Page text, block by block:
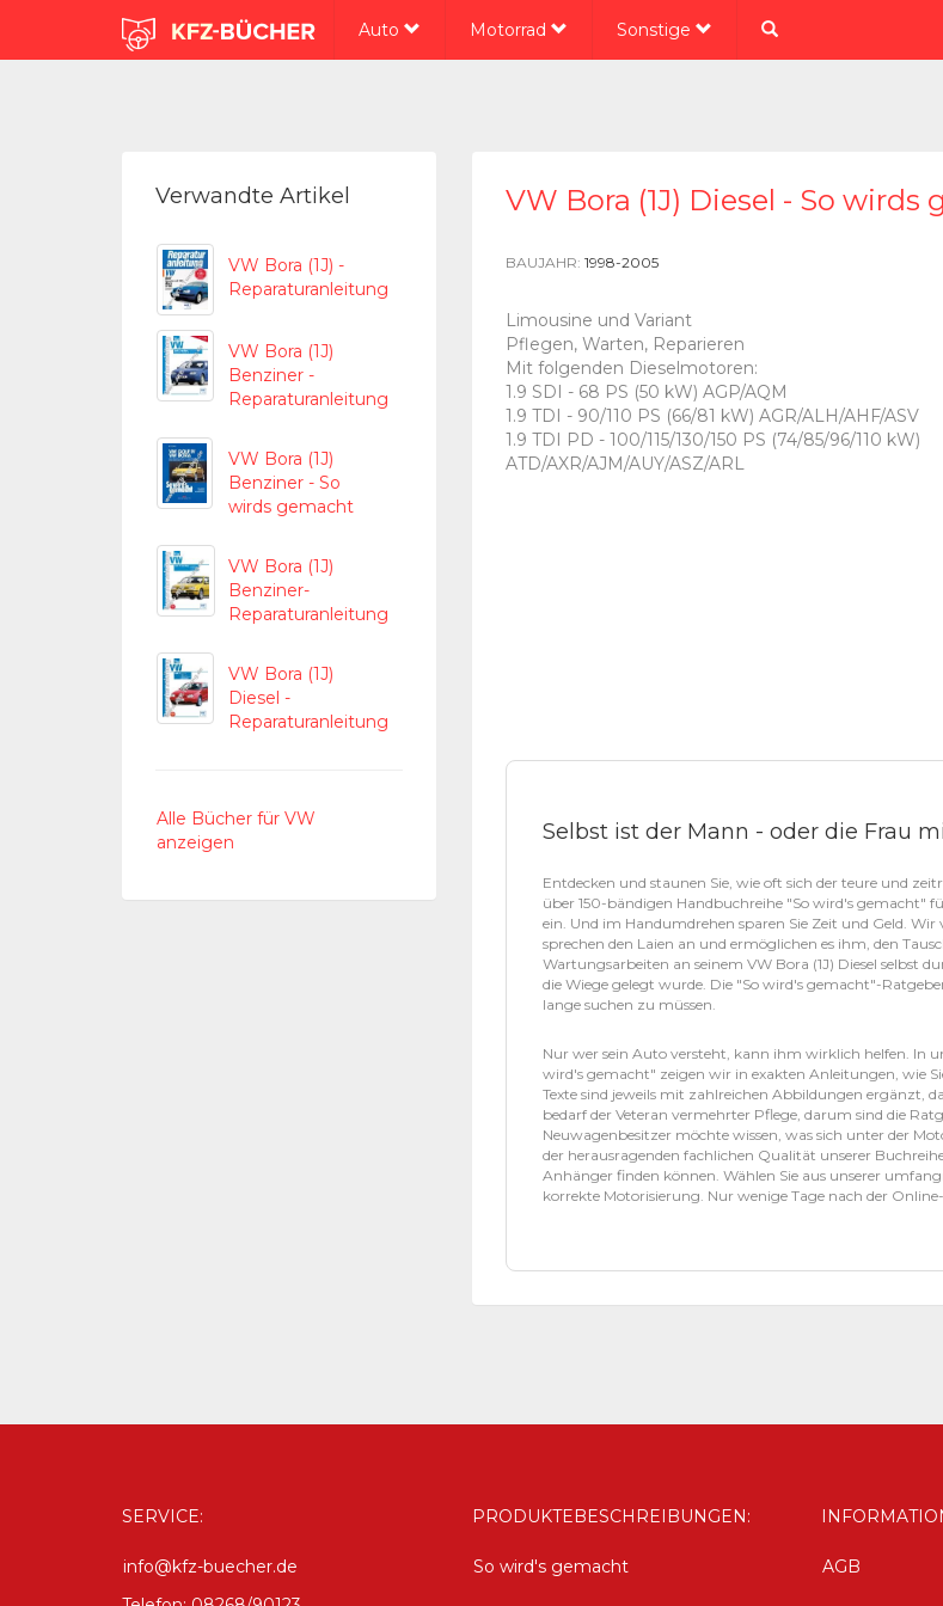
Auto Motorrad Sonstige
Verwandte Artikel
VW Bora (1J) -
Reparaturanleitung
VW Bora (1J)
Benziner -
Reparaturanleitung
VW Bora (1J)
Benziner - So
wirds gemacht
VW Bora (1J)
Benziner-
Reparaturanleitung
VW Bora (1J)
Diesel -
Reparaturanleitung
Alle Bücher für VW
anzeigen
VW Bora (1J) Diesel - So wirds
BAUJAHR: 1998-2005
Limousine und Variant
Pflegen, Warten, Reparieren
Mit folgenden Dieselmotoren:
1.9 SDI - 68 PS (50 kW) AGP/AQM
1.9 TDI - 90/110 PS (66/81 kW) AGR/ALH/AHF/ASV
1.9 TDI PD - 100/115/130/150 PS (74/85/96/110 kW)
ATD/AXR/AJM/AUY/ASZ/ARL
Selbst ist der Mann - oder die Frau
Entdecken und staunen Sie, wie oft sich der teure und
über 150-bändigen Handbuchreihe "So wird's gemacht"
ein. Und im Handumdrehen sparen Sie Zeit und Geld.
sprechen den Laien an und ermöglichen es ihm, den
Wartungsarbeiten an seinem VW Bora (1J) Diesel selbst
die Wiege gelegt wurde. Die "So wird's gemacht"-
lange suchen zu müssen.
Nur wer sein Auto versteht, kann ihm wirklich helfen. In
wird's gemacht" zeigen wir in exakten Anleitungen, wie
Texte sind jeweils mit zahlreichen Abbildungen ergänzt,
bedarf der Veteran vermehrter Pflege, darum sind die
Neuwagenbesitzer möchte wissen, was sich unter der
der herausragenden fachlichen Qualität unserer
Anhänger finden können. Wählen Sie aus unserer
korrekte Motorisierung. Nur wenige Tage nach der
SERVICE:
info@kfz-buecher.de
PRODUKTEBESCHREIBUNGEN:
So wird's gemacht AGB